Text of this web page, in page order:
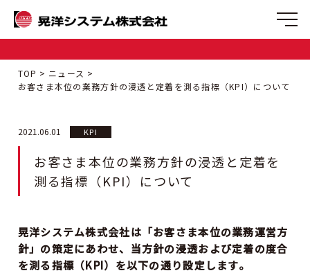
TOP
ニュース
お客さま本位の業務方針の浸透と定着を測る指標（KPI）について
2021.06.01 KPI
お客さま本位の業務方針の浸透と定着を
測る指標（KPI）について
晃洋システム株式会社は「お客さま本位の業務運営方
針」の策定にあわせ、当方針の浸透および定着の度合
を測る指標（KPI）を以下の通り設定します。